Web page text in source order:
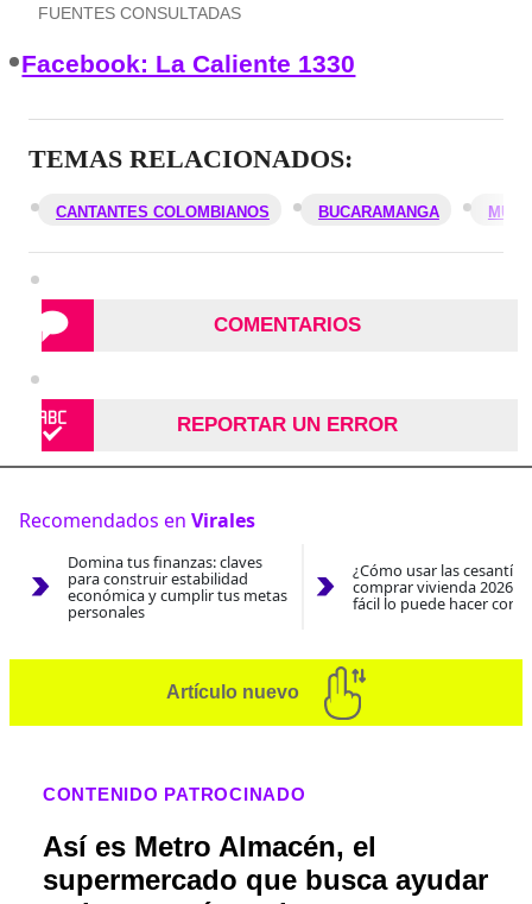
FUENTES CONSULTADAS
Facebook: La Caliente 1330
TEMAS RELACIONADOS:
CANTANTES COLOMBIANOS BUCARAMANGA
COMENTARIOS
REPORTAR UN ERROR
Recomendados en Virales
Domina tus finanzas: claves
para construir estabilidad
económica y cumplir tus metas
personales
¿Cómo usar las
comprar vivienda 2026?
fácil lo puede hacer con
Artículo nuevo
CONTENIDO PATROCINADO
Así es Metro Almacén, el
supermercado que busca ayudar